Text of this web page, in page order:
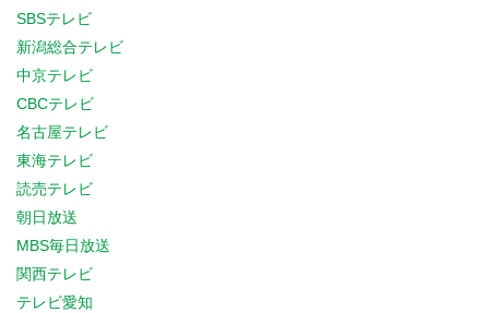
SBSテレビ
新潟総合テレビ
中京テレビ
CBCテレビ
名古屋テレビ
東海テレビ
読売テレビ
朝日放送
MBS毎日放送
関西テレビ
テレビ愛知